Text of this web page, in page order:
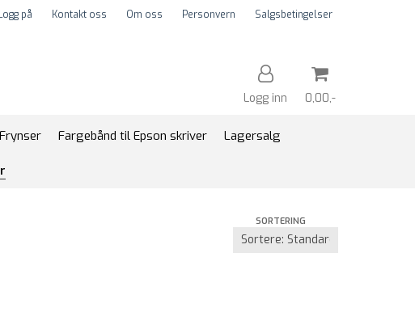
på Kontakt oss Om oss Personvern Salgsbetingelser
Logg inn 0,00,-
Frynser Fargebånd til Epson skriver Lagersalg
SORTERING
Trykk ENTER for å søke